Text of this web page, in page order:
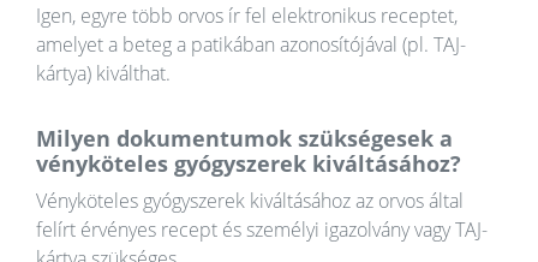
Igen, egyre több orvos ír fel elektronikus receptet,
amelyet a beteg a patikában azonosítójával (pl. TAJ-
kártya) kiválthat.
Milyen dokumentumok szükségesek a
vényköteles gyógyszerek kiváltásához?
Vényköteles gyógyszerek kiváltásához az orvos által
felírt érvényes recept és személyi igazolvány vagy TAJ-